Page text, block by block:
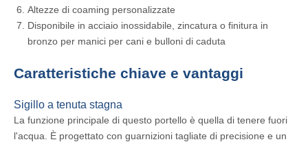
Altezze di coaming personalizzate
Disponibile in acciaio inossidabile, zincatura o finitura in
bronzo per manici per cani e bulloni di caduta
Caratteristiche chiave e vantaggi
Sigillo a tenuta stagna
La funzione principale di questo portello è quella di tenere fuori
l'acqua. È progettato con guarnizioni tagliate di precisione e un